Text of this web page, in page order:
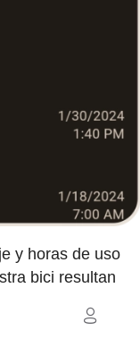
y horas de uso
bici resultan
el